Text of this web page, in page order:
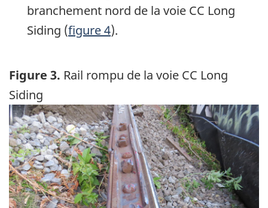
branchement nord de la voie CC Long
Siding (figure 4).
Figure 3. Rail rompu de la voie CC Long
Siding
Image